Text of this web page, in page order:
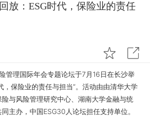
放：ESG时代，保险业的责任
管理国际年会专题论坛于7月16日在长沙举
，保险业的责任与担当”。活动由由清华大学
与风险管理研究中心、湖南大学金融与统
主办，中国ESG30人论坛担任支持单位。